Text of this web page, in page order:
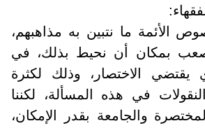
الأئمة ما نتبين به مذاهبهم،
بمكان أن نحيط بذلك، في
يقتضي الاختصار، وذلك لكثرة
في هذه المسألة، لكننا
والجامعة بقدر الإمكان،